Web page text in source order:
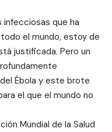
que ha
el mundo, estoy de
justificada. Pero un
Ébola y este brote
el que el mundo no
Mundial de la Salud